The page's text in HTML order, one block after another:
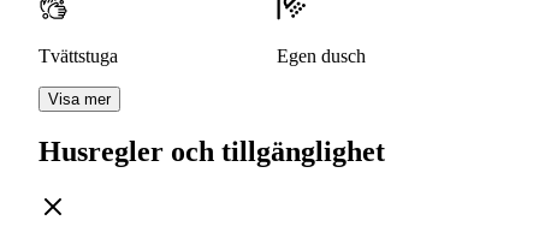
Tvättstuga Egen dusch
Visa mer
Husregler och tillgänglighet